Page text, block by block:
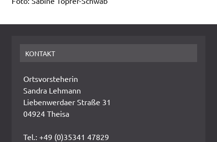
KONTAKT
Ortsvorsteherin
Sandra Lehmann
Liebenwerdaer Straße 31
04924 Theisa
Tel.: +49 (0)35341 47829